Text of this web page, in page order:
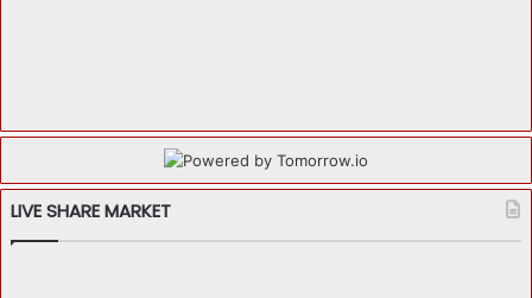
LIVE SHARE MARKET